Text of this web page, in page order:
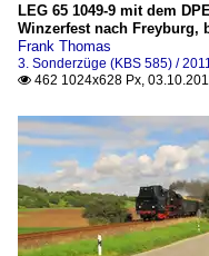
LEG 65 1049-9 mit dem
Winzerfest nach Freyburg,
Frank Thomas
3. Sonderzüge (KBS 585) /
 462 1024x628 Px,